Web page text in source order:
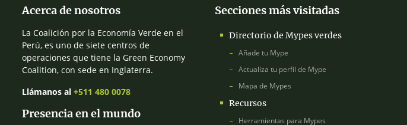
Acerca de nosotros
La Coalición por la Economía Verde en el
Perú, es uno de siete centros de
operaciones que tiene la Green Economy
Coalition, con sede en Inglaterra.
Llámanos al +511 480 0078
Presencia en el mundo
Secciones más visitadas
Directorio de Mypes verdes
Añade tu Mype
Actualiza tu perfil de Mype
Mapa de Mypes
Recursos
Herramientas para Mypes